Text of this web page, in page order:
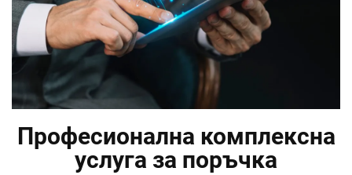
Професионална комплексна
услуга за поръчка